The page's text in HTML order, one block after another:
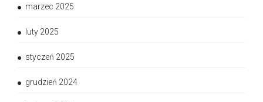
marzec 2025
luty 2025
styczeń 2025
grudzień 2024